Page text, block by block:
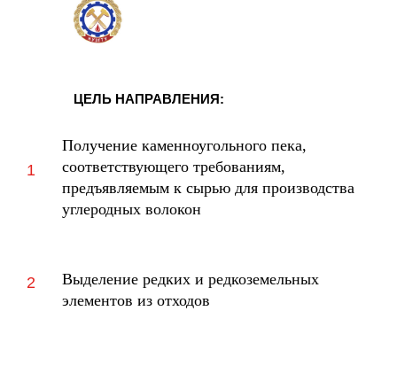
ЦЕЛЬ НАПРАВЛЕНИЯ:
Получение каменноугольного пека,
соответствующего требованиям,
предъявляемым к сырью для производства
углеродных волокон
Выделение редких и редкоземельных
элементов из отходов